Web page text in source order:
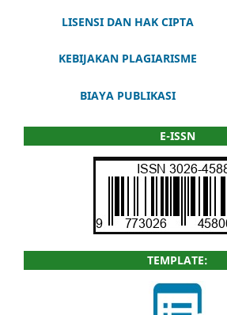
LISENSI DAN HAK CIPTA
KEBIJAKAN PLAGIARISME
BIAYA PUBLIKASI
E-ISSN
TEMPLATE: